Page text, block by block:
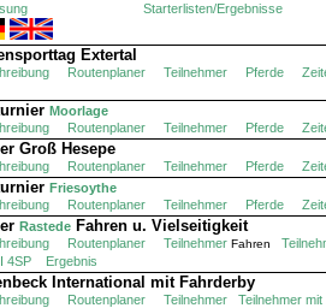
Starterlisten/Ergebnisse
Extertal
Routenplaner Teilnehmer Pferde
Moorlage
Routenplaner Teilnehmer Pferde
Groß Hesepe
Routenplaner Teilnehmer Pferde
Friesoythe
Routenplaner Teilnehmer Pferde
Rastede Fahren u. Vielseitigkeit
Routenplaner Teilnehmer Fahren
4SP
Ergebnis
International mit Fahrderby
Routenplaner Teilnehmer
Teilnehmer mit